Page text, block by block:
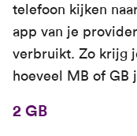
telefoon kijken
app van je
verbruikt. Zo krijg
hoeveel MB of GB
2 GB